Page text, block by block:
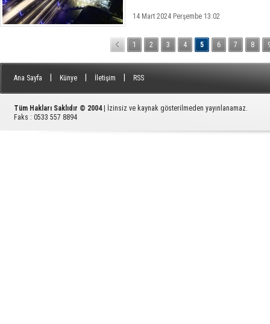
14 Mart 2024 Perşembe 13:02
1 2 3 4 5 6 7 8
Ana Sayfa Künye İletişim RSS
Tüm Hakları Saklıdır © 2004
| İzinsiz ve kaynak gösterilmeden yayınlanamaz.
Faks : 0533 557 8894